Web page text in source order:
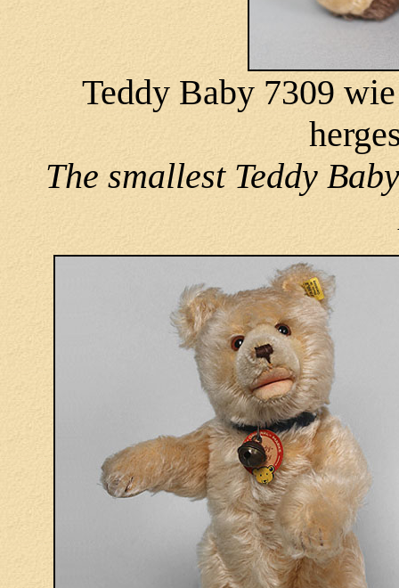
Teddy Baby 7309
The smallest Teddy